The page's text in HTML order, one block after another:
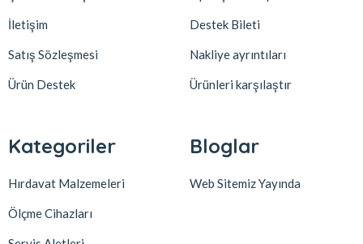
İletişim
Satış Sözleşmesi
Ürün Destek
Destek Bileti
Nakliye ayrıntıları
Ürünleri karşılaştır
Kategoriler
Hırdavat Malzemeleri
Ölçme Cihazları
Bloglar
Web Sitemiz Yayında